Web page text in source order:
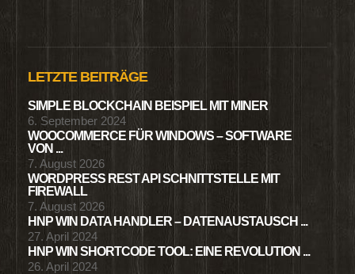
LETZTE BEITRÄGE
SIMPLE BLOCKCHAIN BEISPIEL MIT MINER
6. September 2024
WOOCOMMERCE FÜR WINDOWS – SOFTWARE
VON ...
7. August 2026
WORDPRESS REST API SCHNITTSTELLE MIT
FIREWALL
7. August 2026
HNP WIN DATA HANDLER – DATENAUSTAUSCH ...
27. April 2024
HNP WIN SHORTCODE TOOL: EINE REVOLUTION ...
26. April 2024